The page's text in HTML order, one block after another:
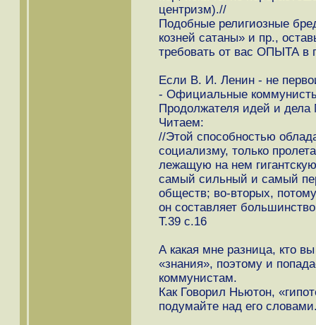
центризм).//
Подобные религиозные
козней сатаны» и пр.,
требовать от вас ОПЫТА в
Если В. И. Ленин - не
- Официальные
Продолжателя идей и дела
Читаем:
//Этой способностью
социализму, только
лежащую на нем
самый сильный и самый
обществ; во-вторых,
он составляет
Т.39 с.16
А какая мне разница, кто
«знания», поэтому и
коммунистам.
Как Говорил Ньютон,
подумайте над его